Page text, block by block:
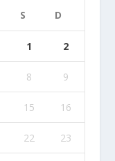
S D
1 2
8 9
15 16
22 23